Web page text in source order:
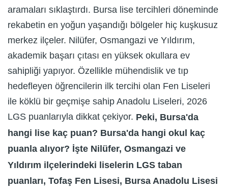
aramaları sıklaştırdı. Bursa lise tercihleri döneminde
rekabetin en yoğun yaşandığı bölgeler hiç kuşkusuz
merkez ilçeler. Nilüfer, Osmangazi ve Yıldırım,
akademik başarı çıtası en yüksek okullara ev
sahipliği yapıyor. Özellikle mühendislik ve tıp
hedefleyen öğrencilerin ilk tercihi olan Fen Liseleri
ile köklü bir geçmişe sahip Anadolu Liseleri, 2026
LGS puanlarıyla dikkat çekiyor. Peki, Bursa'da
hangi lise kaç puan? Bursa'da hangi okul kaç
puanla alıyor? İşte Nilüfer, Osmangazi ve
Yıldırım ilçelerindeki liselerin LGS taban
puanları, Tofaş Fen Lisesi, Bursa Anadolu Lisesi